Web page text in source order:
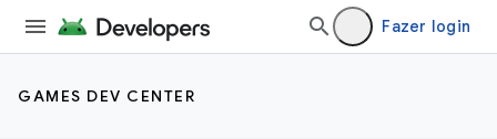
Fazer login
GAMES DEV CENTER